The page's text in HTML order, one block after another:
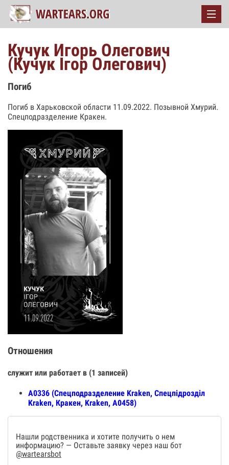
Кучук Игорь Олегович
(Кучук Iгор Олегович)
Погиб
Погиб в Харьковской области 11.09.2022. Позывной Хмурий.
Спецподразделение Кракен.
Отношения
служит или работает в (1 записей)
А0336 (Спецподразделение Kraken, Спецпiдроздiл
Kraken, Кракен, Kraken, А0458)
Нашли родственника и хотите получить о нем
информацию? — Оставьте заявку через наш бот
@wartearsbot